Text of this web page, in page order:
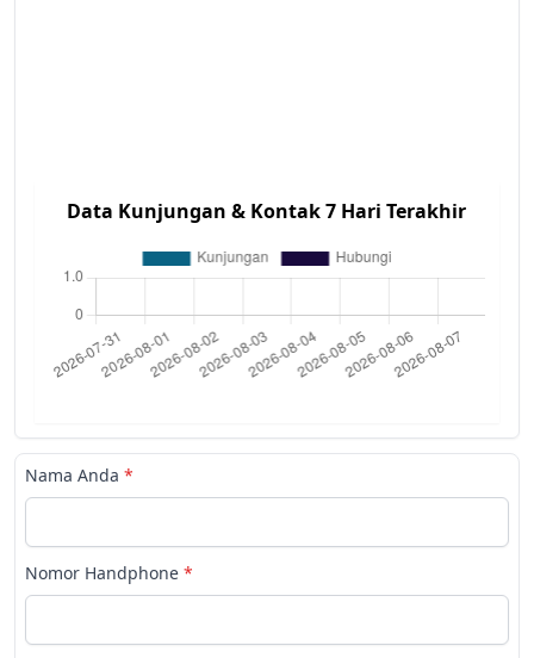
Data Kunjungan & Kontak 7 Hari Terakhir
Nama Anda *
Nomor Handphone *